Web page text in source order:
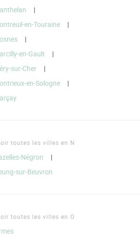
|
en-Touraine
|
|
en-Gault
|
sur-Cher
|
en-Sologne
|
toutes les villes en N
Négron
|
sur-Beuvron
toutes les villes en O